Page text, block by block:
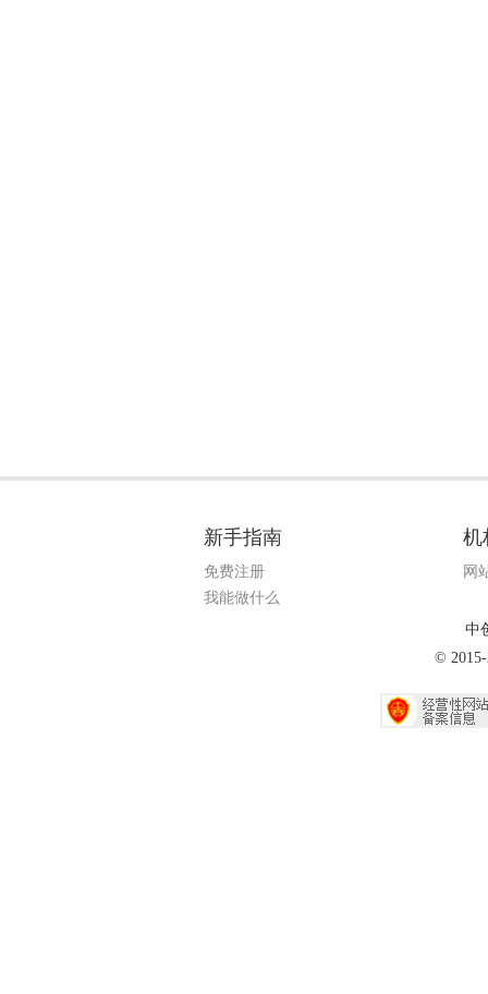
新手指南
免费注册
我能做什么
机
网
中
©